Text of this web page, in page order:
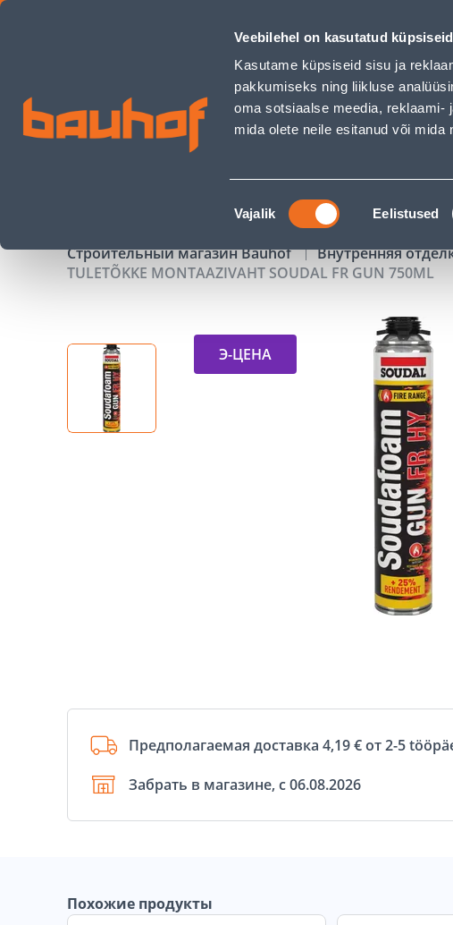
Veebilehel on kasutatud
Kasutame küpsiseid sisu ja
pakkumiseks ning liikluse
oma sotsiaalse meedia, reklaami-
mida olete neile esitanud või
Nõusoleku
valik
Vajalik Eelistused
TULETÕKKE MONTAAZIVAHT SOUDAL FR GUN 750ML - Bauhof has
Обслуживание бизнес-клиентов
АКЦИИ
Строительный магазин Bauhof Внутренняя
TULETÕKKE MONTAAZIVAHT SOUDAL FR GUN 750ML
Э-ЦЕНА
Предполагаемая доставка 4,19 € от 2-5
Забрать в магазине, с 06.08.2026
Похожие продукты